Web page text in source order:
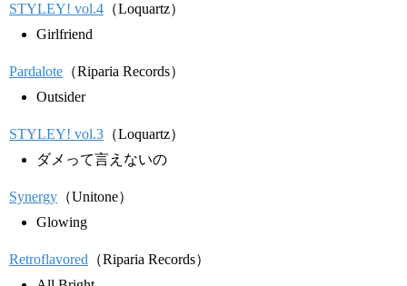
STYLEY! vol.4 （Loquartz）
Girlfriend
Pardalote （Riparia Records）
Outsider
STYLEY! vol.3 （Loquartz）
ダメって言えないの
Synergy （Unitone）
Glowing
Retroflavored （Riparia Records）